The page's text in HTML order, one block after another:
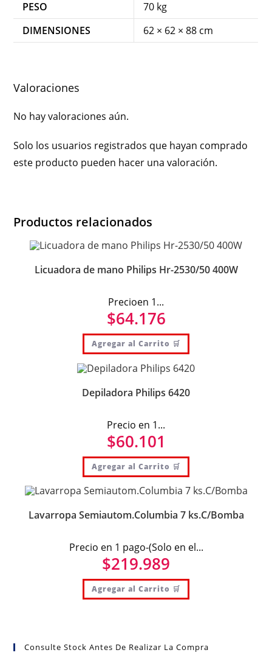
PESO
70 kg
DIMENSIONES
62 × 62 × 88 cm
Valoraciones
No hay valoraciones aún.
Solo los usuarios registrados que hayan comprado
este producto pueden hacer una valoración.
Productos relacionados
Licuadora de mano Philips Hr-2530/50 400W
Precioen 1...
$64.176
Agregar al Carrito 🛒
Depiladora Philips 6420
Precio en 1...
$60.101
Agregar al Carrito 🛒
Lavarropa Semiautom.Columbia 7 ks.C/Bomba
Precio en 1 pago-(Solo en el...
$219.989
Agregar al Carrito 🛒
Consulte Stock Antes De Realizar La Compra